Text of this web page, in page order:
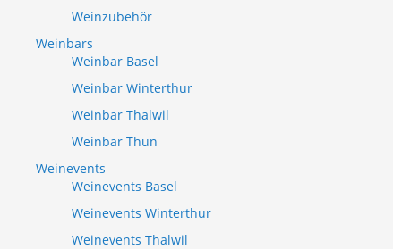
Weinzubehör
Weinbars
Weinbar Basel
Weinbar Winterthur
Weinbar Thalwil
Weinbar Thun
Weinevents
Weinevents Basel
Weinevents Winterthur
Weinevents Thalwil